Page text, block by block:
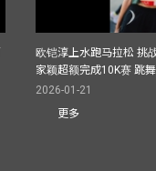
欧铠淳上水跑马拉松 挑
家颖超额完成10K赛 跳
2026-01-21
更多